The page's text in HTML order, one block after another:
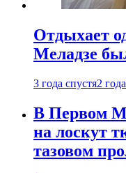
Отдыхает
Меладзе
3 года спустя2
В Первом
на лоскут
тазовом